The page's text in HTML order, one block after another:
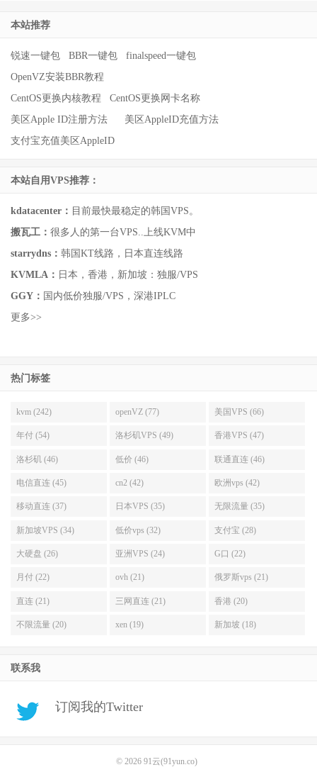
本站推荐
锐速一键包 BBR一键包
finalspeed一键包
OpenVZ安装BBR教程
CentOS更换内核教程
CentOS更换网卡名称
美区Apple ID注册方法
美区AppleID充值方法
支付宝充值美区AppleID
本站自用VPS推荐：
kdatacenter： 目前最快最稳定的韩国VPS。
搬瓦工： 很多人的第一台VPS..上线KVM中
starrydns： 韩国KT线路，日本直连线路
KVMLA： 日本，香港，新加坡：独服/VPS
GGY： 国内低价独服/VPS，深港IPLC
更多>>
热门标签
kvm (242) openVZ (77) 美国VPS (66)
年付 (54) 洛杉矶VPS (49) 香港VPS (47)
洛杉矶 (46) 低价 (46) 联通直连 (46)
电信直连 (45) cn2 (42) 欧洲vps (42)
移动直连 (37) 日本VPS (35) 无限流量 (35)
新加坡VPS (34) 低价vps (32) 支付宝 (28)
大硬盘 (26) 亚洲VPS (24) G口 (22)
月付 (22) ovh (21) 俄罗斯vps (21)
直连 (21) 三网直连 (21) 香港 (20)
不限流量 (20) xen (19) 新加坡 (18)
联系我
订阅我的Twitter
© 2026 91云(91yun.co)